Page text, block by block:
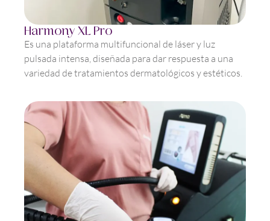
Harmony XL Pro
Es una plataforma multifuncional de láser y luz
pulsada intensa, diseñada para dar respuesta a una
variedad de tratamientos dermatológicos y estéticos.